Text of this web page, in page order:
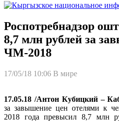
Роспотребнадзор
8,7 млн рублей за
ЧМ-2018
17/05/18 10:06 В мире
17.05.18 /Антон Кубицкий –
за завышение цен отелями к
2018 года превысил 8,7 млн